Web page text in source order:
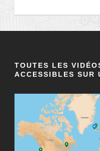
TOUTES LES
ACCESSIBLES SUR